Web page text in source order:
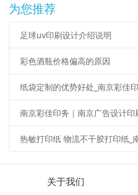
为您推荐
足球uv印刷设计介绍说明
彩色酒瓶价格偏高的原因
纸袋定制的优势好处_南京彩佳
南京彩佳印务｜南京广告设计印
热敏打印纸 物流不干胶打印纸_
关于我们